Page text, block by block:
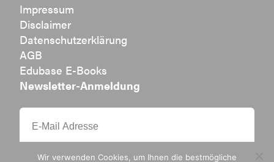
Impressum
Disclaimer
Datenschutzerklärung
AGB
Edubase E-Books
Newsletter-Anmeldung
Wir verwenden Cookies, um Ihnen die bestmögliche